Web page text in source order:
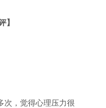
】
次，觉得心理压力很